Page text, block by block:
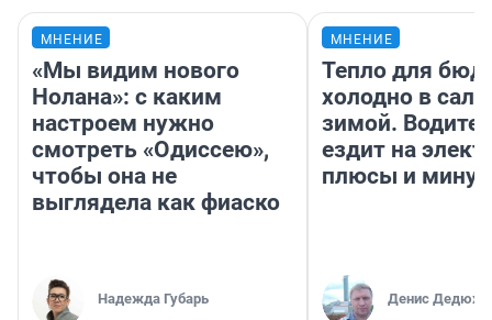
МНЕНИЕ
«Мы видим нового
Нолана»: с каким
настроем нужно
смотреть «Одиссею»,
чтобы она не
выглядела как фиаско
Надежда Губарь
МНЕНИЕ
Тепло для
холодно в
зимой.
ездит на
плюсы и
Денис